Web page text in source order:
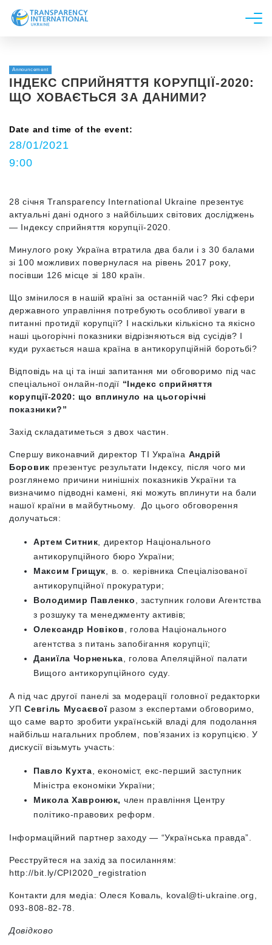
Новини
Дослідження
Долучитися
Announcement
ІНДЕКС СПРИЙНЯТТЯ КОРУПЦІЇ-2020:
ЩО ХОВАЄТЬСЯ ЗА ДАНИМИ?
Date and time of the event:
28/01/2021
9:00
28 січня Transparency International Ukraine презентує
актуальні дані одного з найбільших світових досліджень
— Індексу сприйняття корупції-2020.
Минулого року Україна втратила два бали і з 30 балами
зі 100 можливих повернулася на рівень 2017 року,
посівши 126 місце зі 180 країн.
Що змінилося в нашій країні за останній час? Які сфери
державного управління потребують особливої уваги в
питанні протидії корупції? І наскільки кількісно та якісно
наші цьогорічні показники відрізняються від сусідів? І
куди рухається наша країна в антикорупційній боротьбі?
Відповідь на ці та інші запитання ми обговоримо під час
спеціальної онлайн-події “Індекс сприйняття
корупції-2020: що вплинуло на цьогорічні
показники?”
Захід складатиметься з двох частин.
Спершу виконавчий директор ТІ Україна Андрій
Боровик презентує результати Індексу, після чого ми
розглянемо причини нинішніх показників України та
визначимо підводні камені, які можуть вплинути на бали
нашої країни в майбутньому. До цього обговорення
долучаться:
Артем Ситник , директор Національного
антикорупційного бюро України;
Максим Грищук , в. о. керівника Спеціалізованої
антикорупційної прокуратури;
Володимир Павленко
, заступник голови Агентства
з розшуку та менеджменту активів;
Олександр Новіков
, голова Національного
агентства з питань запобігання корупції;
Даниїла Чорненька , голова Апеляційної палати
Вищого антикорупційного суду.
А під час другої панелі за модерації головної редакторки
УПСевгіль Мусаєвоїразом з експертами обговоримо,
що саме варто зробити українській владі для подолання
найбільш нагальних проблем, пов’язаних із корупцією. У
дискусії візьмуть участь:
Павло Кухта , економіст, екс-перший заступник
Міністра економіки України;
Микола Хавронюк, член правління Центру
політико-правових реформ.
Інформаційний партнер заходу — “Українська правда”.
Реєструйтеся на захід за посиланням:
http://bit.ly/CPI2020_registration
Контакти для медіа: Олеся Коваль, koval@ti-ukraine.org
093-808-82-78.
Довідково